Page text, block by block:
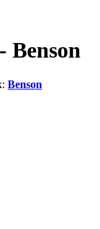
Benson
Benson